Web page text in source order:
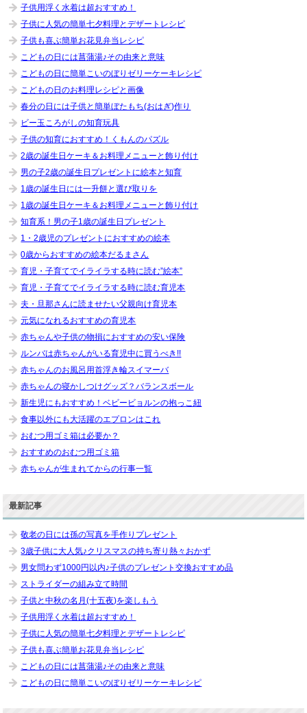
子供用浮く水着は超おすすめ！
子供に人気の簡単七夕料理とデザートレシピ
子供も喜ぶ簡単お花見弁当レシピ
こどもの日には菖蒲湯♪その由来と意味
こどもの日に簡単こいのぼりゼリーケーキレシピ
こどもの日のお料理レシピと画像
春分の日には子供と簡単ぼたもち(おはぎ)作り
ビー玉ころがしの知育玩具
子供の知育におすすめ！くもんのパズル
2歳の誕生日ケーキ＆お料理メニューと飾り付け
男の子2歳の誕生日プレゼントに絵本と知育
1歳の誕生日には一升餅と選び取りを
1歳の誕生日ケーキ＆お料理メニューと飾り付け
知育系！男の子1歳の誕生日プレゼント
1・2歳児のプレゼントにおすすめの絵本
0歳からおすすめの絵本だるまさん
育児・子育てでイライラする時に読む”絵本”
育児・子育てでイライラする時に読む育児本
夫・旦那さんに読ませたい父親向け育児本
元気になれるおすすめの育児本
赤ちゃんや子供の物損におすすめの安い保険
ルンバは赤ちゃんがいる育児中に買うべき!!
赤ちゃんのお風呂用首浮き輪スイマーバ
赤ちゃんの寝かしつけグッズ？バランスボール
新生児にもおすすめ！ベビービョルンの抱っこ紐
食事以外にも大活躍のエプロンはこれ
おむつ用ゴミ箱は必要か？
おすすめのおむつ用ゴミ箱
赤ちゃんが生まれてからの行事一覧
最新記事
敬老の日には孫の写真を手作りプレゼント
3歳子供に大人気♪クリスマスの持ち寄り熱々おかず
男女問わず1000円以内♪子供のプレゼント交換おすすめ品
ストライダーの組み立て時間
子供と中秋の名月(十五夜)を楽しもう
子供用浮く水着は超おすすめ！
子供に人気の簡単七夕料理とデザートレシピ
子供も喜ぶ簡単お花見弁当レシピ
こどもの日には菖蒲湯♪その由来と意味
こどもの日に簡単こいのぼりゼリーケーキレシピ